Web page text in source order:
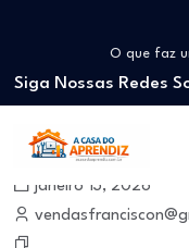
Como
O que faz
Como ser um
Como dar
Profissão
Como
O que faz
Como ser um
Siga Nossas Redes
janeiro 13, 2026